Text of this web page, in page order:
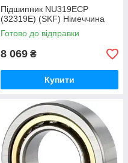
Підшипник NU319ECP
(32319Е) (SKF) Німеччина
Готово до відправки
8 069 ₴
Купити